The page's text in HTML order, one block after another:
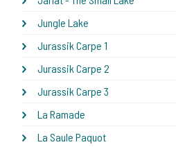
Jungle Lake
Jurassik Carpe 1
Jurassik Carpe 2
Jurassik Carpe 3
La Ramade
La Saule Paquot